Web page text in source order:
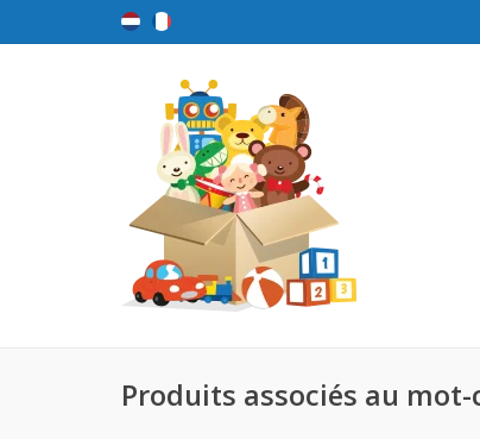
Produits associés au